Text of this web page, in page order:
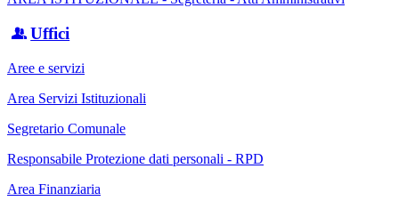
Uffici
Aree e servizi
Area Servizi Istituzionali
Segretario Comunale
Responsabile Protezione dati personali - RPD
Area Finanziaria